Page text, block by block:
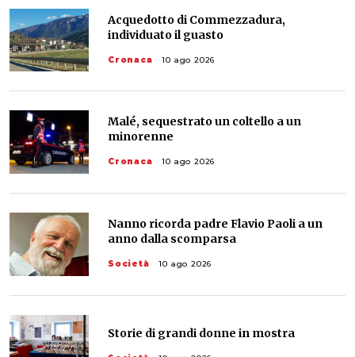
Acquedotto di Commezzadura,
individuato il guasto
Cronaca 10 ago 2026
Malé, sequestrato un coltello a un
minorenne
Cronaca 10 ago 2026
Nanno ricorda padre Flavio Paoli a un
anno dalla scomparsa
Società 10 ago 2026
Storie di grandi donne in mostra